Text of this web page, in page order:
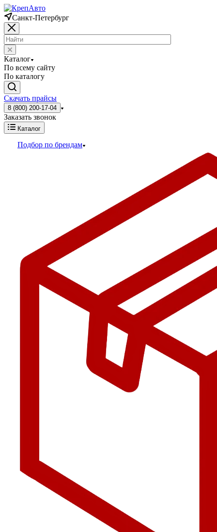
Санкт-Петербург
Каталог
По всему сайту
По каталогу
Скачать прайсы
8 (800) 200-17-04
Заказать звонок
Каталог
Подбор по брендам